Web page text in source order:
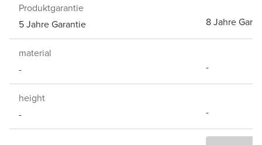
Produktgarantie
5 Jahre Garantie
8 Jahre
material
-
-
height
-
-